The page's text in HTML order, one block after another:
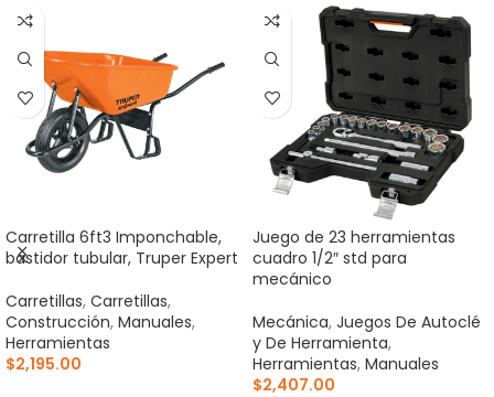
Carretilla 6ft3 Imponchable,
bastidor tubular, Truper Expert
Carretillas, Carretillas,
Construcción, Manuales,
Herramientas
$2,195.00
Juego de 23 herramientas
cuadro 1/2″ std para
mecánico
Mecánica, Juegos De Autoclé
y De Herramienta,
Herramientas, Manuales
$2,407.00